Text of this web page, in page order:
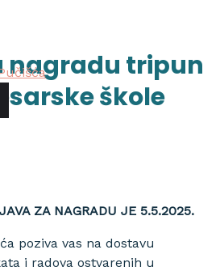
nagradu tripun
škole
ZA NAGRADU JE 5.5.2025.
poziva vas na dostavu
i radova ostvarenih u